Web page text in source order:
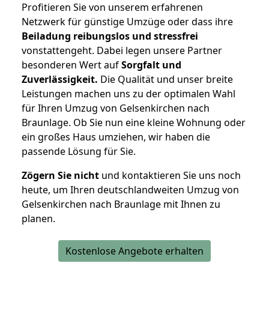
Profitieren Sie von unserem erfahrenen
Netzwerk für günstige Umzüge oder dass ihre
Beiladung reibungslos und stressfrei
vonstattengeht. Dabei legen unsere Partner
besonderen Wert aufSorgfalt und
Zuverlässigkeit. Die Qualität und unser breite
Leistungen machen uns zu der optimalen Wahl
für Ihren Umzug von Gelsenkirchen nach
Braunlage. Ob Sie nun eine kleine Wohnung oder
ein großes Haus umziehen, wir haben die
passende Lösung für Sie.
Zögern Sie nicht und kontaktieren Sie uns noch
heute, um Ihren deutschlandweiten Umzug von
Gelsenkirchen nach Braunlage mit Ihnen zu
planen.
Kostenlose Angebote erhalten